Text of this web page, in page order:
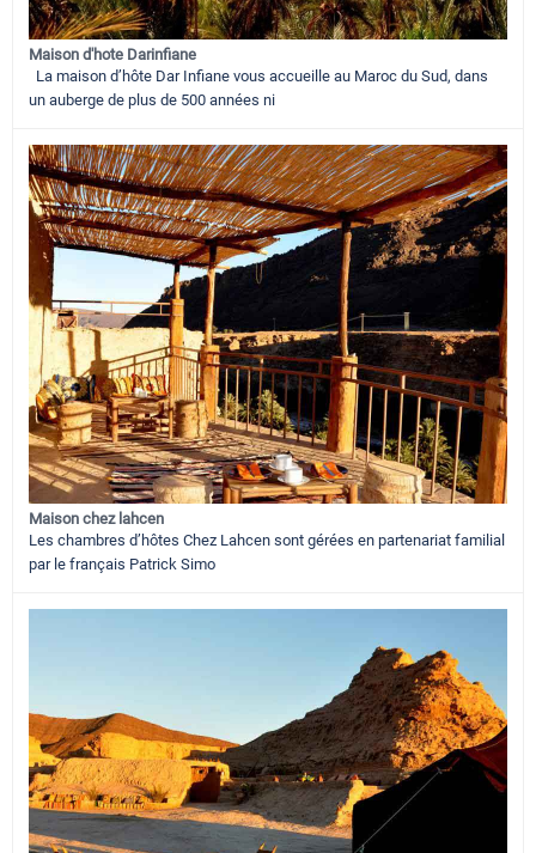
Maison d'hote Darinfiane
La maison d’hôte Dar Infiane vous accueille au Maroc du Sud, dans
un auberge de plus de 500 années ni
Maison chez lahcen
Les chambres d’hôtes Chez Lahcen sont gérées en partenariat familial
par le français Patrick Simo